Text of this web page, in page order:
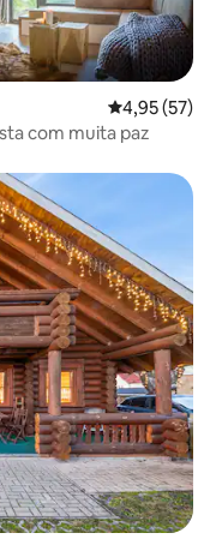
4,95 de uma
4,95 (57)
com muita paz